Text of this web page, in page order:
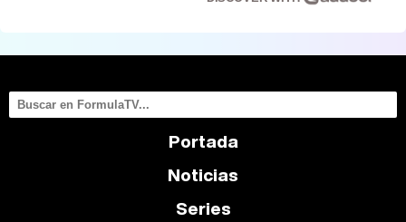
Portada
Noticias
Series